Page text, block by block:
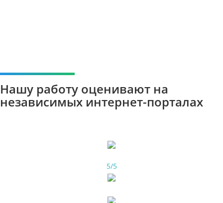
Нашу работу оценивают на
независимых интернет-порталах
5/5